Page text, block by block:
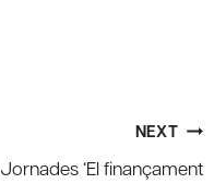
NEXT
Jornades ‘El finançament